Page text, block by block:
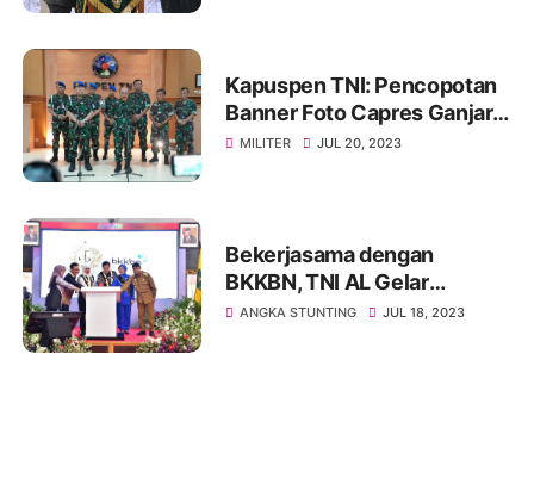
Kapuspen TNI: Pencopotan
Banner Foto Capres Ganjar
Pranowo di Lahan TNI
MILITER JUL 20, 2023
Bekerjasama dengan
BKKBN, TNI AL Gelar
Program Keluarga Keren
ANGKA STUNTING JUL 18, 2023